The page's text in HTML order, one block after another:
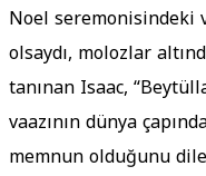
Noel seremonisindeki
olsaydı, molozlar
tanınan Isaac,
vaazının dünya
memnun olduğunu